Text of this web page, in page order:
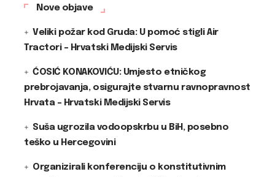
Nove objave
Veliki požar kod Gruda: U pomoć stigli Air
Tractori – Hrvatski Medijski Servis
ĆOSIĆ KONAKOVIĆU: Umjesto etničkog
prebrojavanja, osigurajte stvarnu ravnopravnost
Hrvata – Hrvatski Medijski Servis
Suša ugrozila vodoopskrbu u BiH, posebno
teško u Hercegovini
Organizirali konferenciju o konstitutivnim